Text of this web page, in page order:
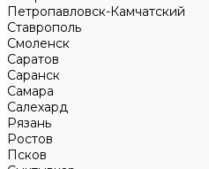
Петропавловск-Камчатский
Ставрополь
Смоленск
Саратов
Саранск
Самара
Салехард
Рязань
Ростов
Псков